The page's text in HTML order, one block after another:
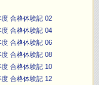
度 合格体験記 02
度 合格体験記 04
度 合格体験記 06
度 合格体験記 08
度 合格体験記 10
度 合格体験記 12